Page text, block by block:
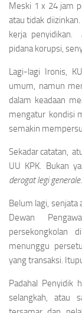
Meski 1 x 24 jam
atau tidak
kerja penyidikan.
pidana korupsi,
Lagi-lagi Ironis,
umum, namun
dalam keadaan
mengatur kondisi
semakin
Sekadar catatan,
UU KPK. Bukan
derogat legi generale.
Belum lagi, senjata
Dewan
persekongkolan
menunggu
yang transaksi.
Padahal Penyidik
selangkah, atau